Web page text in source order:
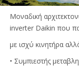
Μοναδική
inverter Daikin που
με ισχύ κινητήρα
• Συμπιεστής